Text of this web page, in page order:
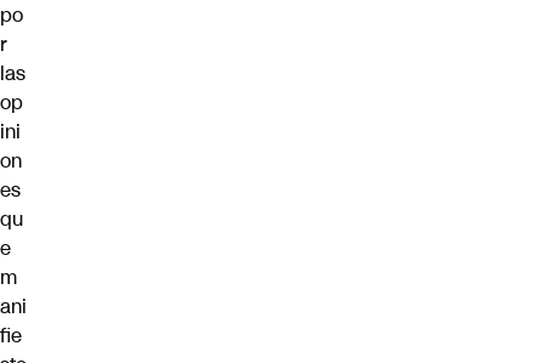
po
r
las
op
ini
on
es
qu
e
m
ani
fie